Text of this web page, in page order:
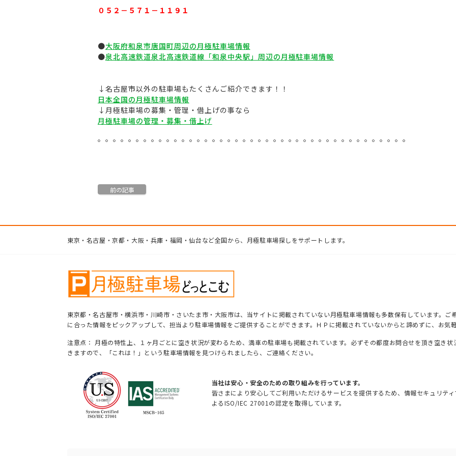
０５２－５７１－１１９１
●大阪府和泉市唐国町周辺の月極駐車場情報
●泉北高速鉄道泉北高速鉄道線「和泉中央駅」周辺の月極駐車場情報
↓名古屋市以外の駐車場もたくさんご紹介できます！！
日本全国の月極駐車場情報
↓月極駐車場の募集・管理・借上げの事なら
月極駐車場の管理・募集・借上げ
。。。。。。。。。。。。。。。。。。。。。。。。。。。。。。。。。。。。。。。。。
前の記事
東京・名古屋・京都・大阪・兵庫・福岡・仙台など全国から、月極駐車場探しをサポートします。
東京都・名古屋市・横浜市・川崎市・さいたま市・大阪市は、当サイトに掲載されていない月極駐車場情報も多数保有しています。
に合った情報をピックアップして、担当より駐車場情報をご提供することができます。ＨＰに掲載されていないからと諦めずに、お気
注意点： 月極の特性上、１ヶ月ごとに空き状況が変わるため、満車の駐車場も掲載されています。必ずその都度お問合せを頂き空き
きますので、「これは！」という駐車場情報を見つけられましたら、ご連絡ください。
当社は安心・安全のための取り組みを行っています。
皆さまにより安心してご利用いただけるサービスを提供するため、情報セキュリテ
よるISO/IEC 27001の認定を取得しています。